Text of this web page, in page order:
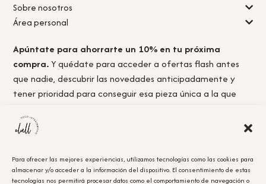
Para ofrecer las mejores experiencias, utilizamos tecnologías como las cookies para
almacenar y/o acceder a la información del dispositivo. El consentimiento de estas
tecnologías nos permitirá procesar datos como el comportamiento de navegación o
Sobre nosotros
Área personal
Apúntate para ahorrarte un 10% en tu próxima
compra.Y quédate para acceder a ofertas flash antes
que nadie, descubrir las novedades anticipadamente y
tener prioridad para conseguir esa pieza única a la que
Acepto lapolítica de privacidad.